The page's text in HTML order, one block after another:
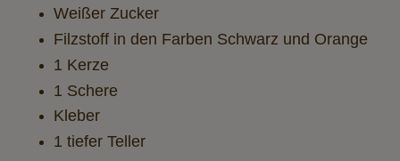
Weißer Zucker
Filzstoff in den Farben Schwarz und Orange
1 Kerze
1 Schere
Kleber
1 tiefer Teller